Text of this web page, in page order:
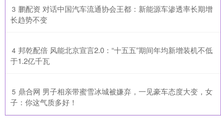
3 ​鹏配资 对话中国汽车流通协会王都：新能源车渗透率长期增
长趋势不变
4 ​邦乾配倍 风能北京宣言2.0：“十五五”期间年均新增装机不低
于1.2亿千瓦
5 ​鼎合网 男子相亲带蜜雪冰城被嫌弃，一见豪车态度大变，女
子：你这气质多好！